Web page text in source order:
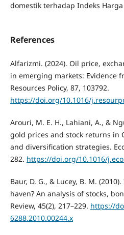
domestik terhadap Indeks Harga
References
Alfarizmi. (2024). Oil price,
in emerging markets: Evidence
Resources Policy, 87, 103792.
https://doi.org/10.1016/
Arouri, M. E. H., Lahiani, A., &
gold prices and stock returns in
and diversification strategies.
282. https://doi.org/10.1016/
Baur, D. G., & Lucey, B. M.
haven? An analysis of stocks,
Review, 45(2), 217–229. https://
6288.2010.00244.x